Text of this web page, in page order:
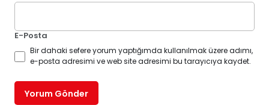
E-Posta
Bir dahaki sefere yorum yaptığımda kullanılmak üzere adımı,
e-posta adresimi ve web site adresimi bu tarayıcıya kaydet.
Yorum Gönder